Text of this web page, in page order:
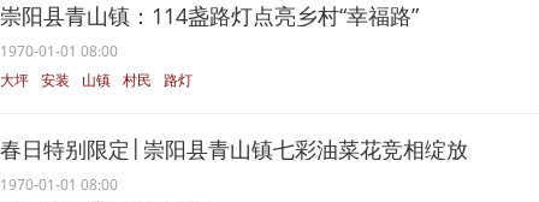
崇阳县青山镇：114盏路灯点亮乡村“幸福路”
1970-01-01 08:00
大坪 安装 山镇 村民 路灯
春日特别限定│崇阳县青山镇七彩油菜花竞相绽放
1970-01-01 08:00